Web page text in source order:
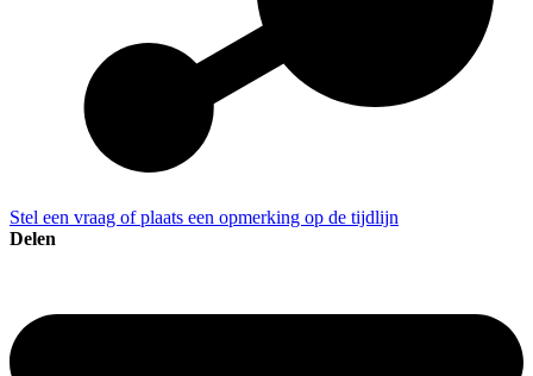
Stel een vraag of plaats een opmerking op de tijdlijn
Delen